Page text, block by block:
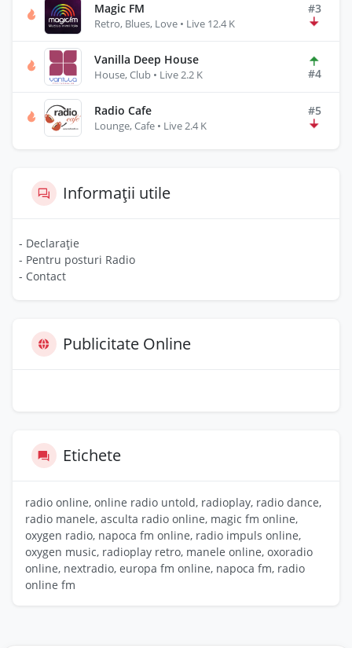
Magic FM
Retro, Blues, Love • Live 12.4 K
#3
Vanilla Deep House
House, Club • Live 2.2 K #4
Radio Cafe
Lounge, Cafe • Live 2.4 K
#5
Informații utile
- Declarație
- Pentru posturi Radio
- Contact
Publicitate Online
Etichete
radio online, online radio untold, radioplay, radio dance,
radio manele, asculta radio online, magic fm online,
oxygen radio, napoca fm online, radio impuls online,
oxygen music, radioplay retro, manele online, oxoradio
online, nextradio, europa fm online, napoca fm, radio
online fm